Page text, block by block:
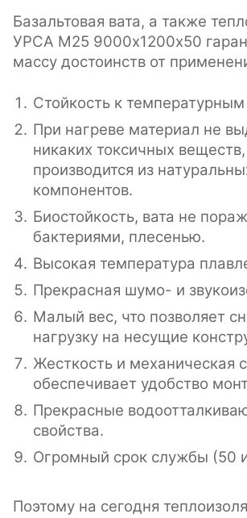
Базальтовая вата, а также
УРСА M25 9000х1200х50
массу достоинств от
Стойкость к
При нагреве материал не
никаких токсичных
производится из
компонентов.
Биостойкость, вата не
бактериями, плесенью.
Высокая температура
Прекрасная шумо- и
Малый вес, что позволяет
нагрузку на несущие
Жесткость и механическая
обеспечивает удобство
Прекрасные
свойства.
Огромный срок службы (50
Поэтому на сегодня